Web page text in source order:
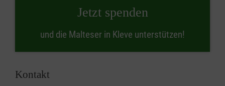
Jetzt spenden
und die Malteser in Kleve unterstützen!
Kontakt